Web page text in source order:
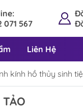
071 567
Liên Hệ
kính hồ thủy sinh